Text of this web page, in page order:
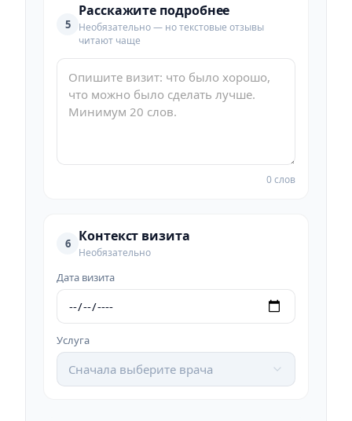
5
Расскажите подробнее
Необязательно — но текстовые отзывы
читают чаще
0 слов
6 Контекст визита
Необязательно
Дата визита
Услуга
Сначала выберите врача